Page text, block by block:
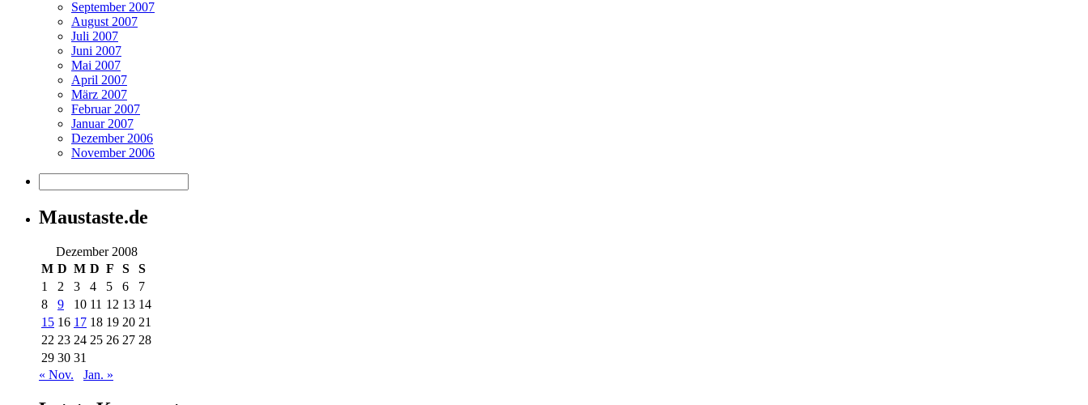
September 2007
August 2007
Juli 2007
Juni 2007
Mai 2007
April 2007
März 2007
Februar 2007
Januar 2007
Dezember 2006
November 2006
Maustaste.de
Dezember 2008
M D M D F S
S
1
2 3 4 5 6
7
8
9 10 11 12 13 14
15 16 17 18 19 20 21
22 23 24 25 26 27 28
29 30 31
« Nov.
Jan. »